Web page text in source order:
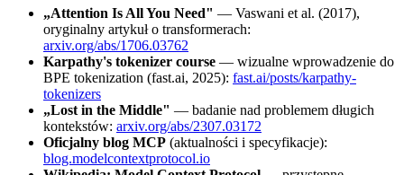
„Attention Is All You Need" — Vaswani et al. (2017),
oryginalny artykuł o transformerach:
arxiv.org/abs/1706.03762
Karpathy's tokenizer course — wizualne wprowadzenie do
BPE tokenization (fast.ai, 2025): fast.ai/posts/karpathy-
tokenizers
„Lost in the Middle" — badanie nad problemem długich
kontekstów: arxiv.org/abs/2307.03172
Oficjalny blog MCP (aktualności i specyfikacje):
blog.modelcontextprotocol.io